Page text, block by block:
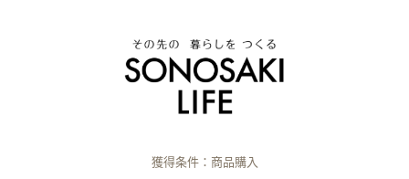
獲得条件：商品購入